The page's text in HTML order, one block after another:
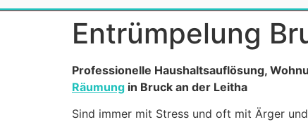
Entrümpelung
Professionelle Haushaltsauflösung,
Räumung in Bruck an der Leitha
Sind immer mit Stress und oft mit Ärger